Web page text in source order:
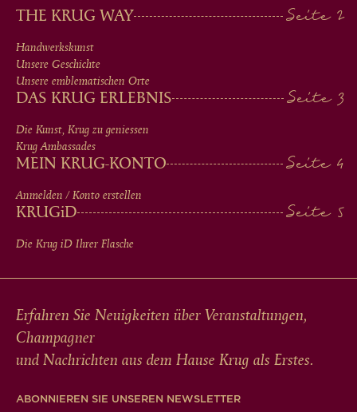
MAIN
MEN
IN
FOOTER
THE KRUG WAY
Handwerkskunst
Unsere Geschichte
Unsere emblematischen Orte
DAS KRUG ERLEBNIS
Die Kunst, Krug zu geniessen
Krug Ambassades
MEIN KRUG-KONTO
Anmelden / Konto erstellen
KRUGiD
Die Krug iD Ihrer Flasche
Erfahren Sie Neuigkeiten über Veranstaltungen,
Champagner
und Nachrichten aus dem Hause Krug als Erstes.
ABONNIEREN SIE UNSEREN NEWSLETTER